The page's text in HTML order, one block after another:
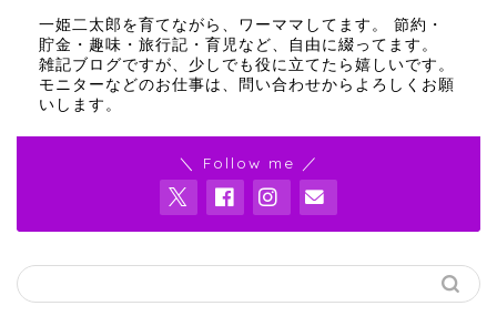
一姫二太郎を育てながら、ワーママしてます。 節約・
貯金・趣味・旅行記・育児など、自由に綴ってます。
雑記ブログですが、少しでも役に立てたら嬉しいです。
モニターなどのお仕事は、問い合わせからよろしくお願
いします。
＼ Follow me ／